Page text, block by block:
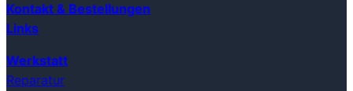
Kontakt & Bestellungen
Links
Werkstatt
Reparatur